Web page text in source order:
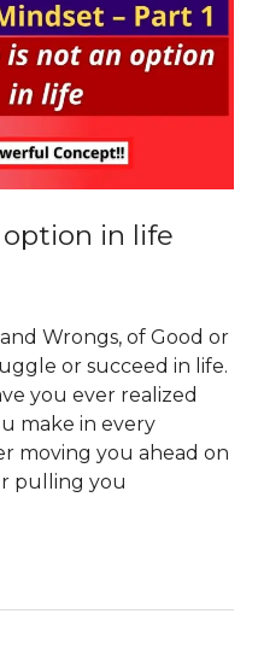
in life
Wrongs, of Good or
or succeed in life.
you ever realized
make in every
moving you ahead on
pulling you